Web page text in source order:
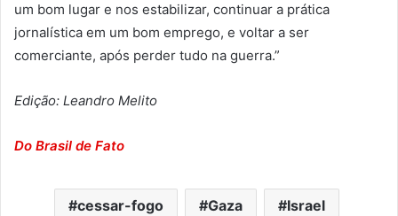
um bom lugar e nos estabilizar, continuar a prática
jornalística em um bom emprego, e voltar a ser
comerciante, após perder tudo na guerra.”
Edição: Leandro Melito
Do Brasil de Fato
cessar-fogo Gaza Israel